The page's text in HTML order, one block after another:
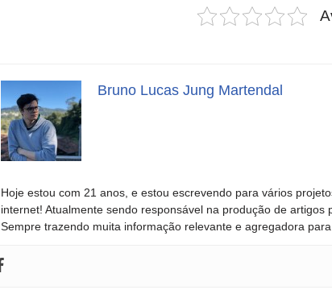
Bruno Lucas Jung Martendal
Hoje estou com 21 anos, e estou escrevendo para vários
internet! Atualmente sendo responsável na produção de artigos
Sempre trazendo muita informação relevante e agregadora